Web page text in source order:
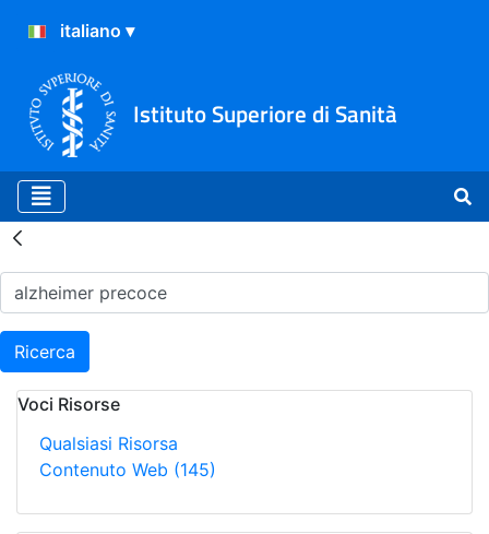
Istituto Superiore di Sanità
Risultati della Ricerca -
Ricerca
Voci Risorse
Qualsiasi Risorsa
Contenuto Web (145)